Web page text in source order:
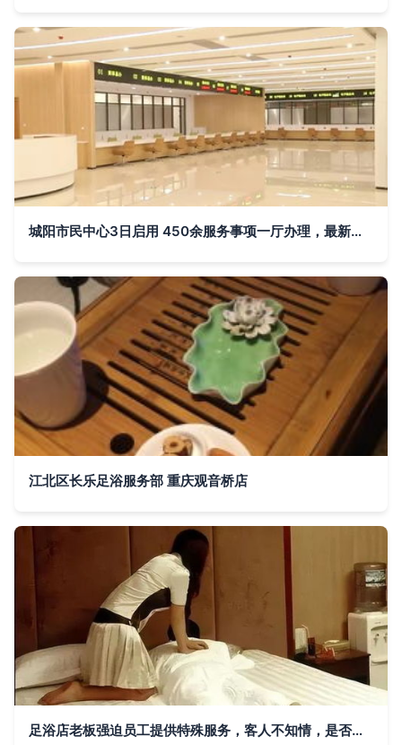
城阳市民中心3日启用 450余服务事项一厅办理，最新平面导视图与窗口指南正式发布
江北区长乐足浴服务部 重庆观音桥店
足浴店老板强迫员工提供特殊服务，客人不知情，是否构成强奸罪？